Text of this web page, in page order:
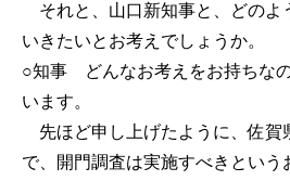
それと、山口新知事と、どのよ
いきたいとお考えでしょうか。
○知事 どんなお考えをお持ちな
います。
先ほど申し上げたように、佐賀
で、開門調査は実施すべきという